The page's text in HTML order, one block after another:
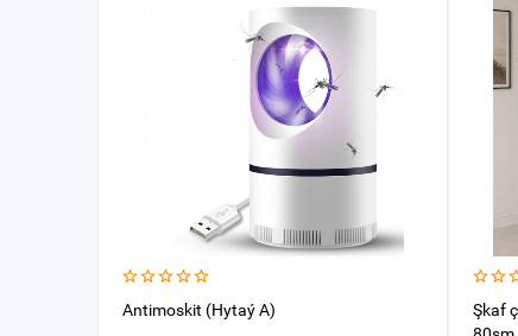
Antimoskit (Hytaý A)
Şkaf